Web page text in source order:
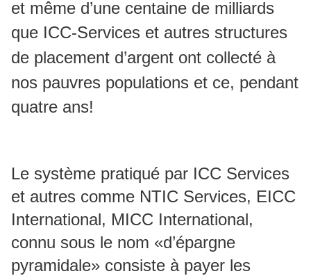
et même d’une centaine de milliards
que ICC-Services et autres structures
de placement d’argent ont collecté à
nos pauvres populations et ce, pendant
quatre ans!
Le système pratiqué par ICC Services
et autres comme NTIC Services, EICC
International, MICC International,
connu sous le nom «d’épargne
pyramidale» consiste à payer les